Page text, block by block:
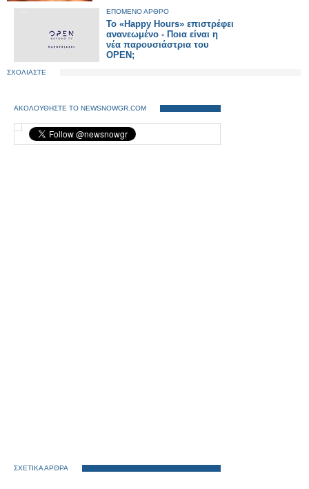
ΕΠΟΜΕΝΟ ΑΡΘΡΟ
Το «Happy Hours» επιστρέφει
ανανεωμένο - Ποια είναι η
νέα παρουσιάστρια του
OPEN;
ΣΧΟΛΙΑΣΤΕ
ΑΚΟΛΟΥΘΗΣΤΕ ΤΟ NEWSNOWGR.COM
ΣΧΕΤΙΚΑ ΑΡΘΡΑ